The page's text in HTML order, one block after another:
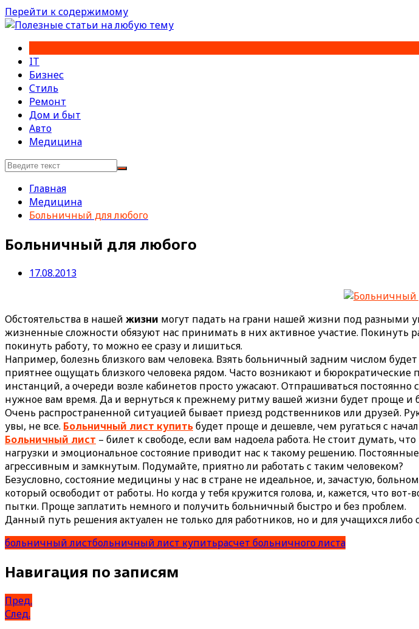
Перейти к содержимому
IT
Бизнес
Стиль
Ремонт
Дом и быт
Авто
Медицина
Главная
Медицина
Больничный для любого
Больничный для любого
17.08.2013
Обстоятельства в нашей жизни могут падать на грани нашей жизни под разными
жизненные сложности обязуют нас принимать в них активное участие. Покинуть
покинуть работу, то можно ее сразу и лишиться.
Например, болезнь близкого вам человека. Взять больничный задним числом
приятнее ощущать близкого человека рядом. Часто возникают и
инстанций, а очереди возле кабинетов просто ужасают. Отпрашиваться
нужное вам время. Да и вернуться к прежнему ритму вашей жизни будет проще и
Очень распространенной ситуацией бывает приезд родственников или друзей.
увы, не все. Больничный лист купитьбудет проще и дешевле, чем ругаться с
Больничный лист – билет к свободе, если вам надоела работа. Не стоит думать,
нагрузки и эмоциональное состояние приводит нас к такому решению.
агрессивным и замкнутым. Подумайте, приятно ли работать с таким человеком?
Безусловно, состояние медицины у нас в стране не идеальное, и, зачастую,
который освободит от работы. Но когда у тебя кружится голова, и, кажется, что
пытки. Проще заплатить немного и получить больничный быстро и без проблем.
Данный путь решения актуален не только для работников, но и для учащихся либо
больничный листбольничный лист купитьрасчет больничного листа
Навигация по записям
Пред.
След.